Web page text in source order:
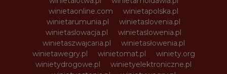
winietaonline.com
winietapolska.pl
winietarumunia.pl
winietaslovenia.pl
winietaslowacja.pl
winietaslowenia.pl
winietaszwajcaria.pl
winietasłowenia.pl
winietawegry.pl
winietomat.pl
winiety.org
winietydrogowe.pl
winietyelektroniczne.pl